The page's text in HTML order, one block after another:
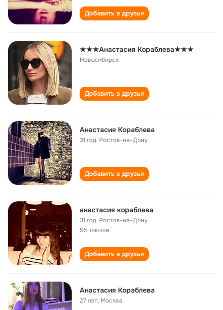
Добавить в друзья
★★★Анастасия Кораблева★★★
Новосибирск
Добавить в друзья
Анастасия Кораблева
31 год, Ростов-на-Дону
Добавить в друзья
анастасия кораблева
31 год, Ростов-на-Дону
95 школа
Добавить в друзья
Анастасия Кораблева
27 лет, Москва